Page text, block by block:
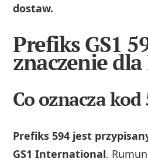
dostaw.
Prefiks GS1
znaczenie
Co oznacza kod
Prefiks 594 jest
GS1 International.